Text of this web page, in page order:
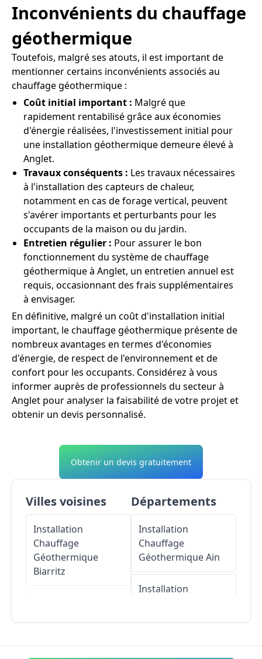
Inconvénients du chauffage
géothermique
Toutefois, malgré ses atouts, il est important de
mentionner certains inconvénients associés au
chauffage géothermique :
Coût initial important : Malgré que
rapidement rentabilisé grâce aux économies
d'énergie réalisées, l'investissement initial pour
une installation géothermique demeure élevé à
Anglet.
Travaux conséquents : Les travaux nécessaires
à l'installation des capteurs de chaleur,
notamment en cas de forage vertical, peuvent
s'avérer importants et perturbants pour les
occupants de la maison ou du jardin.
Entretien régulier : Pour assurer le bon
fonctionnement du système de chauffage
géothermique à Anglet, un entretien annuel est
requis, occasionnant des frais supplémentaires
à envisager.
En définitive, malgré un coût d'installation initial
important, le chauffage géothermique présente de
nombreux avantages en termes d'économies
d'énergie, de respect de l'environnement et de
confort pour les occupants. Considérez à vous
informer auprès de professionnels du secteur à
Anglet pour analyser la faisabilité de votre projet et
obtenir un devis personnalisé.
Obtenir un devis gratuitement
Villes voisines
Installation
Chauffage
Géothermique
Biarritz
Bayonne
Départements
Installation
Chauffage
GéothermiqueAin
Installation